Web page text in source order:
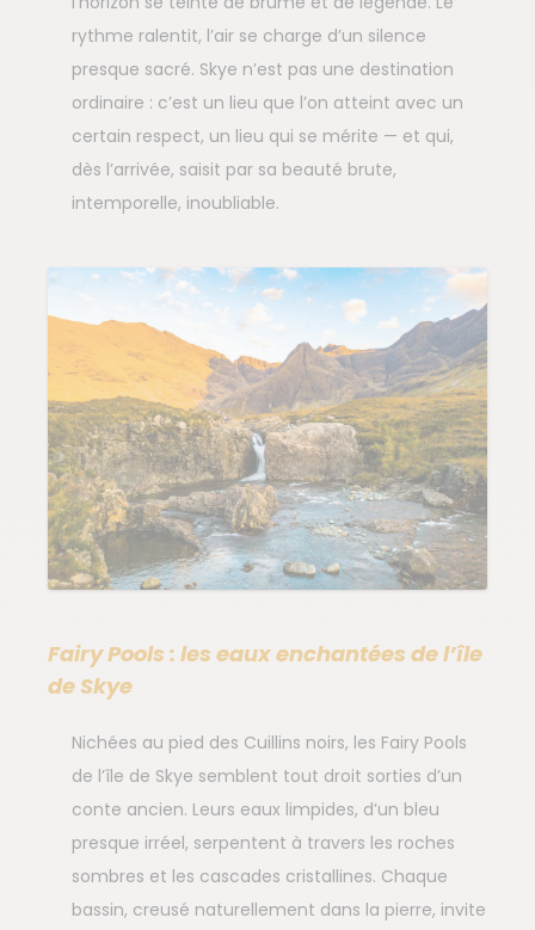
rythme ralentit, l’air se charge d’un silence
presque sacré. Skye n’est pas une destination
ordinaire : c’est un lieu que l’on atteint avec un
certain respect, un lieu qui se mérite — et qui,
dès l’arrivée, saisit par sa beauté brute,
intemporelle, inoubliable.
Fairy Pools : les eaux enchantées de l’île
de Skye
Nichées au pied des Cuillins noirs, les Fairy Pools
de l’île de Skye semblent tout droit sorties d’un
conte ancien. Leurs eaux limpides, d’un bleu
presque irréel, serpentent à travers les roches
sombres et les cascades cristallines. Chaque
bassin, creusé naturellement dans la pierre, invite